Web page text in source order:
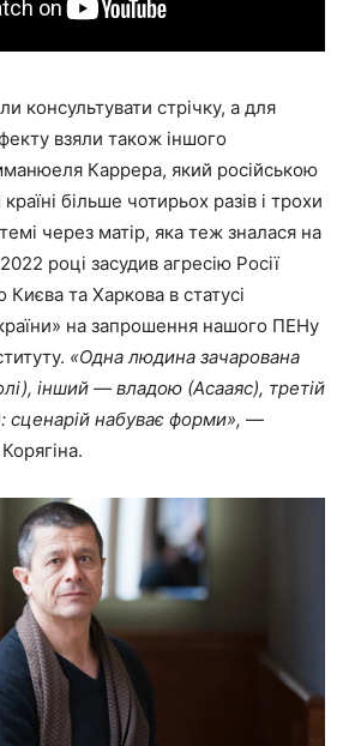
консультувати стрічку, а для
взяли також іншого
Каррера, який російською
більше чотирьох разів і трохи
через матір, яка теж зналася на
році засудив агресію Росії
Києва та Харкова в статусі
на запрошення нашого ПЕНу
«Одна людина зачарована
інший — владою (Асааяс), третій
набуває форми», —